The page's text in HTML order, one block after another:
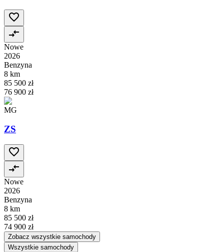
Nowe
2026
Benzyna
8 km
85 500 zł
76 900 zł
MG
ZS
Nowe
2026
Benzyna
8 km
85 500 zł
74 900 zł
Zobacz wszystkie samochody
Wszystkie samochody